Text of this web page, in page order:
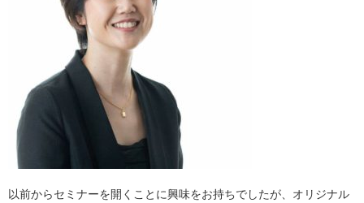
以前からセミナーを開くことに興味をお持ちでしたが、オリジナル